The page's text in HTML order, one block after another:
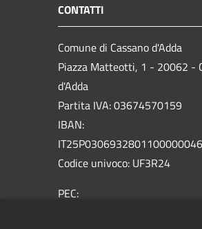
CONTATTI
Comune di Cassano d'Adda
Piazza Matteotti, 1 - 20062 -
d'Adda
Partita IVA: 03674570159
IBAN:
Codice univoco: UF3R24
PEC: